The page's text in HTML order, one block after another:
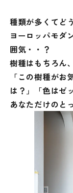
種類が多くてど
ヨーロッパモダ
囲気・・？
樹種はもちろん
「この樹種が
は？」
「色はゼ
あなただけのと